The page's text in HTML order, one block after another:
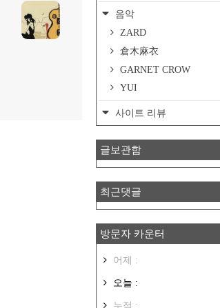
음악
ZARD
倉木麻衣
GARNET CROW
YUI
사이트 리뷰
글보관함
최근댓글
방문자 카운터
어제 :
오늘 :
누적 :